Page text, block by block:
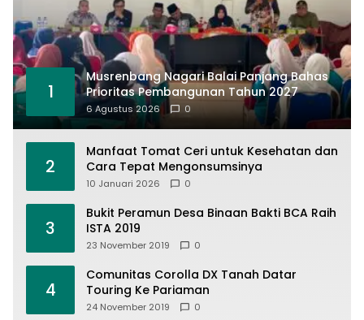
1
Musrenbang Nagari Balai Panjang Bahas
Prioritas Pembangunan Tahun 2027
6 Agustus 2026 0
2
Manfaat Tomat Ceri untuk Kesehatan dan
Cara Tepat Mengonsumsinya
10 Januari 2026 0
3
Bukit Peramun Desa Binaan Bakti BCA Raih
ISTA 2019
23 November 2019 0
4
Comunitas Corolla DX Tanah Datar
Touring Ke Pariaman
24 November 2019 0